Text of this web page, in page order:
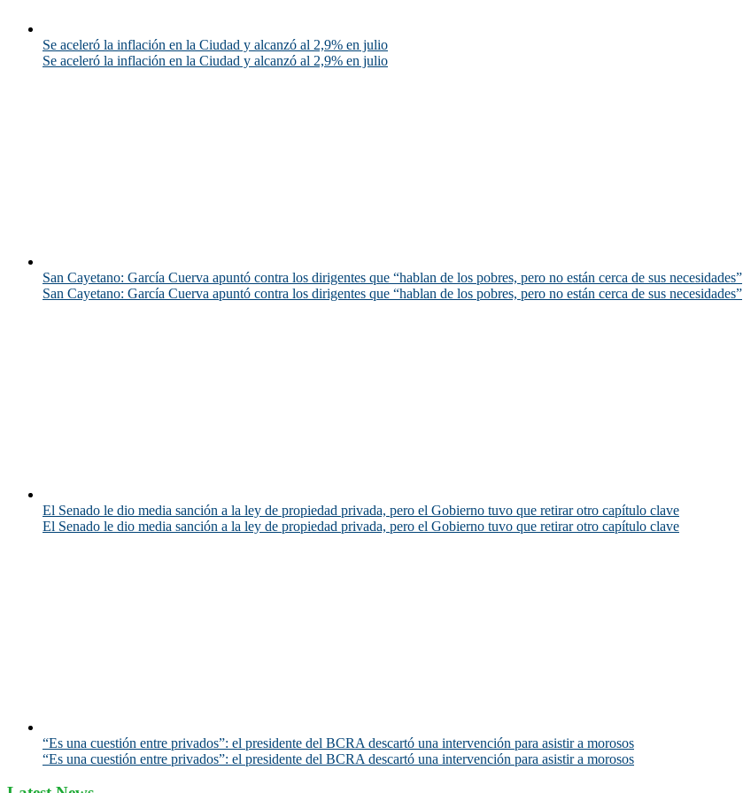
Se aceleró la inflación en la Ciudad y alcanzó al 2,9% en julio
Se aceleró la inflación en la Ciudad y alcanzó al 2,9% en julio
San Cayetano: García Cuerva apuntó contra los dirigentes que “hablan de los pobres, pero no están cerca de sus necesidades”
San Cayetano: García Cuerva apuntó contra los dirigentes que “hablan de los pobres, pero no están cerca de sus necesidades”
El Senado le dio media sanción a la ley de propiedad privada, pero el Gobierno tuvo que retirar otro capítulo clave
El Senado le dio media sanción a la ley de propiedad privada, pero el Gobierno tuvo que retirar otro capítulo clave
“Es una cuestión entre privados”: el presidente del BCRA descartó una intervención para asistir a morosos
“Es una cuestión entre privados”: el presidente del BCRA descartó una intervención para asistir a morosos